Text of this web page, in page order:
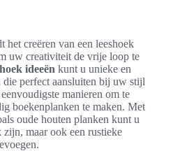
het creëren van een leeshoek
uw creativiteit de vrije loop te
ideeën kunt u unieke en
perfect aansluiten bij uw stijl
manieren om te
boekenplanken te maken. Met
oude houten planken kunt u
maar ook een rustieke